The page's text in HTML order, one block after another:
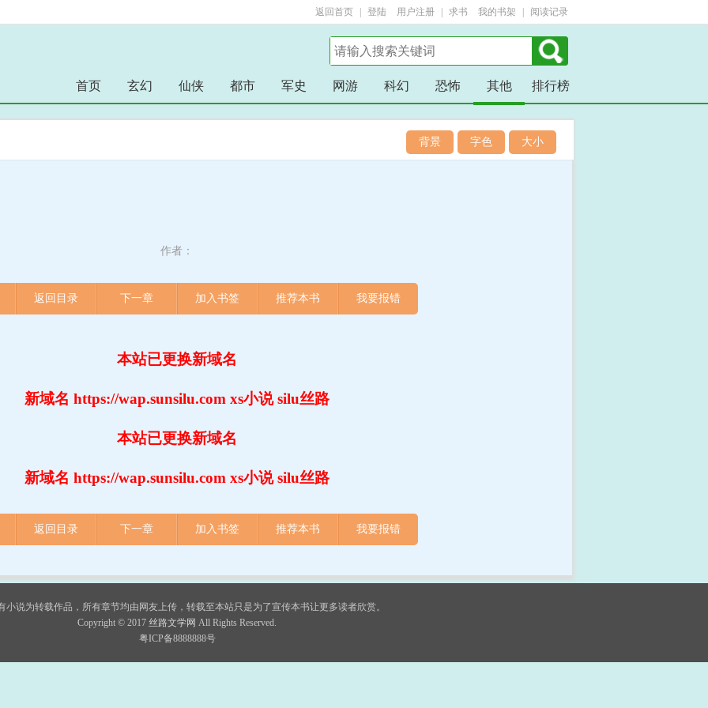
返回首页 登陆 用户注册 求书 我的书架 阅读记录
首页 玄幻 仙侠 都市 军史 网游 科幻 恐怖 其他 排行榜
背景 字色 大小
作者：
返回目录 下一章 加入书签 推荐本书 我要报错
本站已更换新域名
新域名 https://wap.sunsilu.com xs小说 silu丝路
本站已更换新域名
新域名 https://wap.sunsilu.com xs小说 silu丝路
返回目录 下一章 加入书签 推荐本书 我要报错
小说为转载作品，所有章节均由网友上传，转载至本站只是为了宣传本书让更多读者欣赏。
Copyright © 2017 丝路文学网 All Rights Reserved.
粤ICP备8888888号